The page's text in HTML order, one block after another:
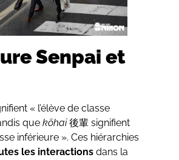
Senpai et
« l’élève de classe
que kōhai後輩 signifient
inférieure ». Ces hiérarchies
les interactionsdans la